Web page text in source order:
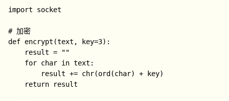
import socket
# 加密
def encrypt(text, key=3):
    result = ""
    for char in text:
        result += chr(ord(char) + key)
    return result